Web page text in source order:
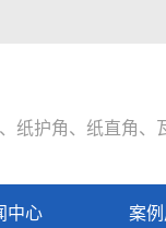
纸护角、纸直角、
中心 案